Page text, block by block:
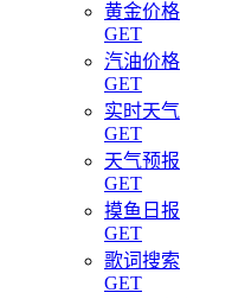
黄金价格
GET
汽油价格
GET
实时天气
GET
天气预报
GET
摸鱼日报
GET
歌词搜索
GET